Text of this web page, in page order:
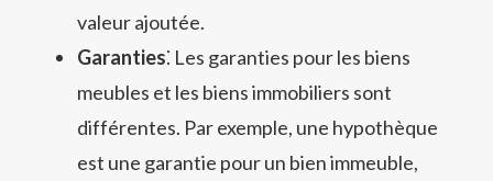
valeur ajoutée.
Garanties⁚ Les garanties pour les biens
meubles et les biens immobiliers sont
différentes. Par exemple, une hypothèque
est une garantie pour un bien immeuble,